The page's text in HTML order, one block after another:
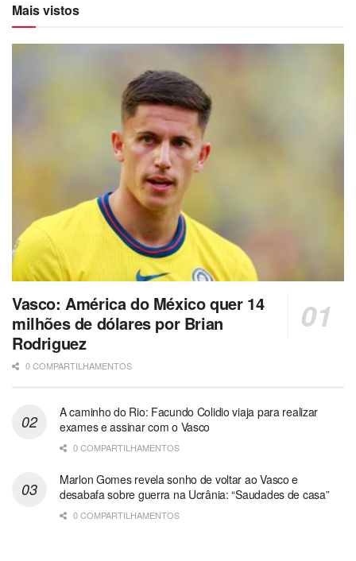
Mais vistos
Vasco: América do México quer 14
milhões de dólares por Brian
Rodriguez
0 COMPARTILHAMENTOS
A caminho do Rio: Facundo Colidio viaja para realizar
exames e assinar com o Vasco
0 COMPARTILHAMENTOS
Marlon Gomes revela sonho de voltar ao Vasco e
desabafa sobre guerra na Ucrânia: “Saudades de casa”
0 COMPARTILHAMENTOS